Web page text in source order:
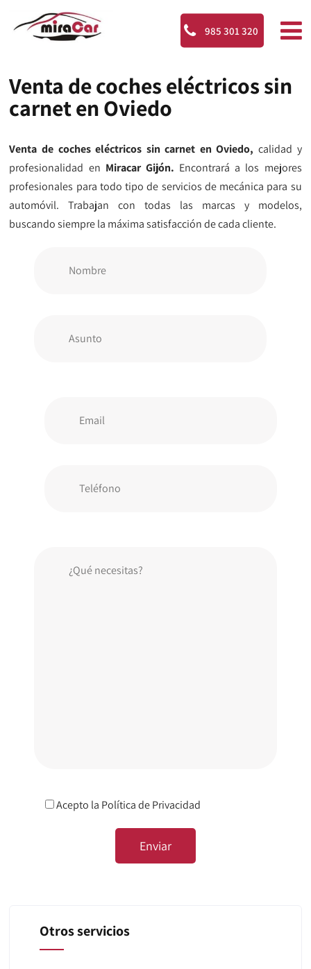
985 301 320
Venta de coches eléctricos sin
carnet en Oviedo
Venta de coches eléctricos sin carnet en Oviedo, calidad y
profesionalidad en Miracar Gijón. Encontrará a los mejores
profesionales para todo tipo de servicios de mecánica para su
automóvil. Trabajan con todas las marcas y modelos,
buscando siempre la máxima satisfacción de cada cliente.
Acepto la Política de Privacidad
Otros servicios